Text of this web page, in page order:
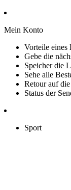
Mein Konto
Vorteile eines
Gebe die
Speicher die
Sehe alle
Retour auf
Status der
Sport